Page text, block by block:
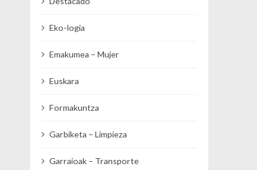
Eko-logia
Emakumea – Mujer
Euskara
Formakuntza
Garbiketa – Limpieza
Garraioak – Transporte